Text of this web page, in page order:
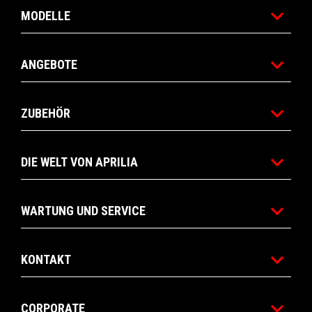
MODELLE
ANGEBOTE
ZUBEHÖR
DIE WELT VON APRILIA
WARTUNG UND SERVICE
KONTAKT
CORPORATE